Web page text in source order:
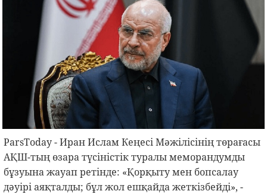
ParsToday - Иран Ислам Кеңесі Мәжілісінің төрағасы
АҚШ-тың өзара түсіністік туралы меморандумды
бұзуына жауап ретінде: «Қорқыту мен бопсалау
дәуірі аяқталды; бұл жол ешқайда жеткізбейді», -